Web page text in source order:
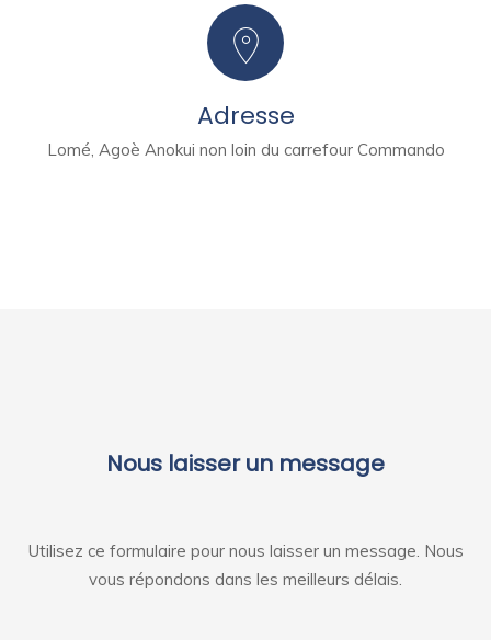
Adresse
Lomé, Agoè Anokui non loin du carrefour Commando
Nous laisser un message
Utilisez ce formulaire pour nous laisser un message. Nous
vous répondons dans les meilleurs délais.